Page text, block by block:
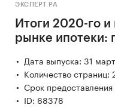
ЭКСПЕРТ РА
Итоги 2020-го и
рынке ипотеки:
Дата выпуска: 31
Количество страниц:
Срок
ID: 68378